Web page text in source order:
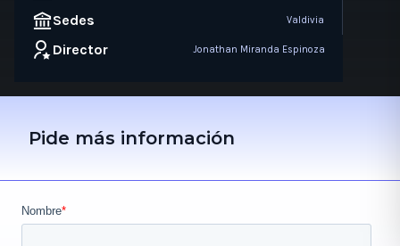
Sedes Valdivia
Director Jonathan Miranda Espinoza
Pide más información